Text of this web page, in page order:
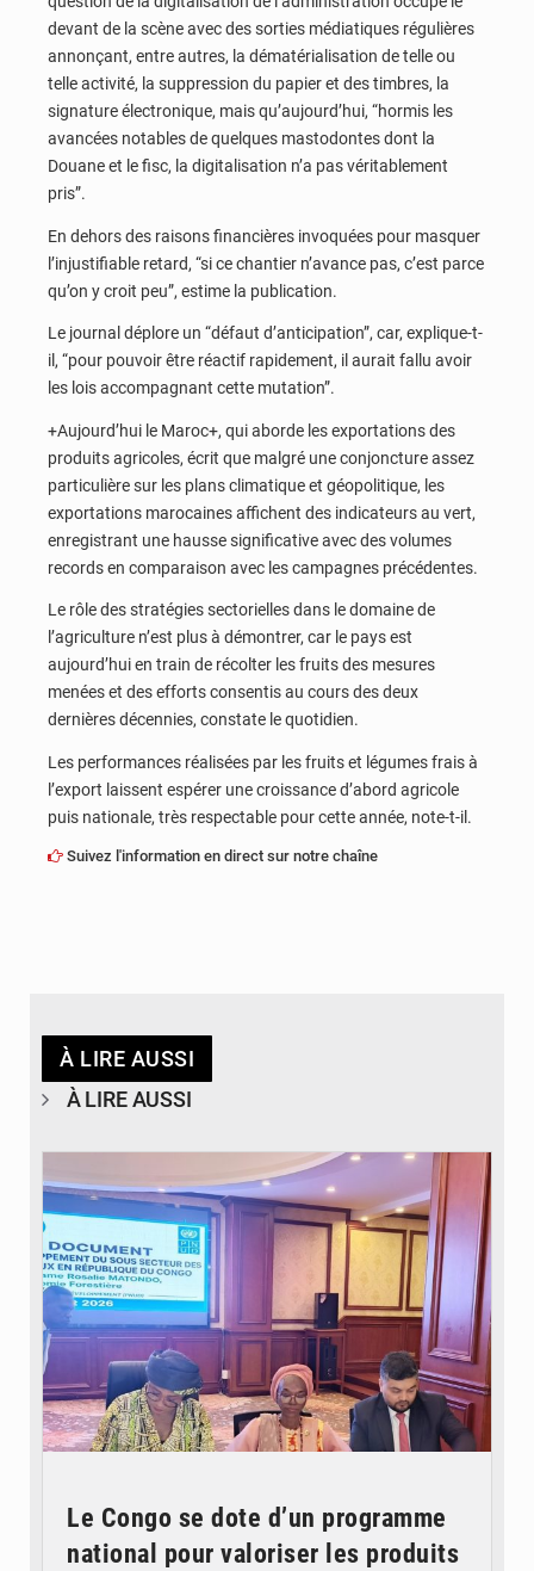
devant de la scène avec des sorties médiatiques régulières
annonçant, entre autres, la dématérialisation de telle ou
telle activité, la suppression du papier et des timbres, la
signature électronique, mais qu’aujourd’hui, “hormis les
avancées notables de quelques mastodontes dont la
Douane et le fisc, la digitalisation n’a pas véritablement
pris”.
En dehors des raisons financières invoquées pour masquer
l’injustifiable retard, “si ce chantier n’avance pas, c’est parce
qu’on y croit peu”, estime la publication.
Le journal déplore un “défaut d’anticipation”, car, explique-t-
il, “pour pouvoir être réactif rapidement, il aurait fallu avoir
les lois accompagnant cette mutation”.
+Aujourd’hui le Maroc+, qui aborde les exportations des
produits agricoles, écrit que malgré une conjoncture assez
particulière sur les plans climatique et géopolitique, les
exportations marocaines affichent des indicateurs au vert,
enregistrant une hausse significative avec des volumes
records en comparaison avec les campagnes précédentes.
Le rôle des stratégies sectorielles dans le domaine de
l’agriculture n’est plus à démontrer, car le pays est
aujourd’hui en train de récolter les fruits des mesures
menées et des efforts consentis au cours des deux
dernières décennies, constate le quotidien.
Les performances réalisées par les fruits et légumes frais à
l’export laissent espérer une croissance d’abord agricole
puis nationale, très respectable pour cette année, note-t-il.
Suivez l'information en direct sur notre chaîne
À LIRE AUSSI
À LIRE AUSSI
Le Congo se dote d’un programme
national pour valoriser les produits